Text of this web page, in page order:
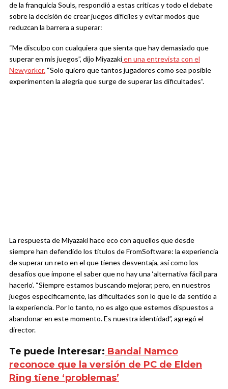
de la franquicia Souls, respondió a estas críticas y todo el debate
sobre la decisión de crear juegos difíciles y evitar modos que
reduzcan la barrera a superar:
“Me disculpo con cualquiera que sienta que hay demasiado que
superar en mis juegos”, dijo Miyazakien una entrevista con el
Newyorker. “Solo quiero que tantos jugadores como sea posible
experimenten la alegría que surge de superar las dificultades”.
La respuesta de Miyazaki hace eco con aquellos que desde
siempre han defendido los títulos de FromSoftware: la experiencia
de superar un reto en el que tienes desventaja, así como los
desafíos que impone el saber que no hay una ‘alternativa fácil para
hacerlo’. “Siempre estamos buscando mejorar, pero, en nuestros
juegos específicamente, las dificultades son lo que le da sentido a
la experiencia. Por lo tanto, no es algo que estemos dispuestos a
abandonar en este momento. Es nuestra identidad”, agregó el
director.
Te puede interesar: Bandai Namco
reconoce que la versión de PC de Elden
Ring tiene ‘problemas’